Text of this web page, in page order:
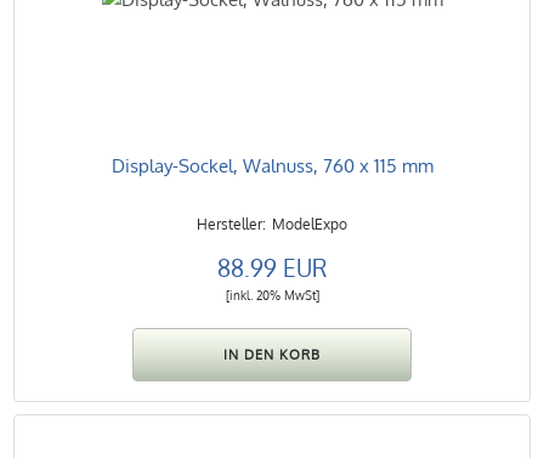
Display-Sockel, Walnuss, 760 x 115 mm
ModelExpo
88.99 EUR
[inkl. 20% MwSt]